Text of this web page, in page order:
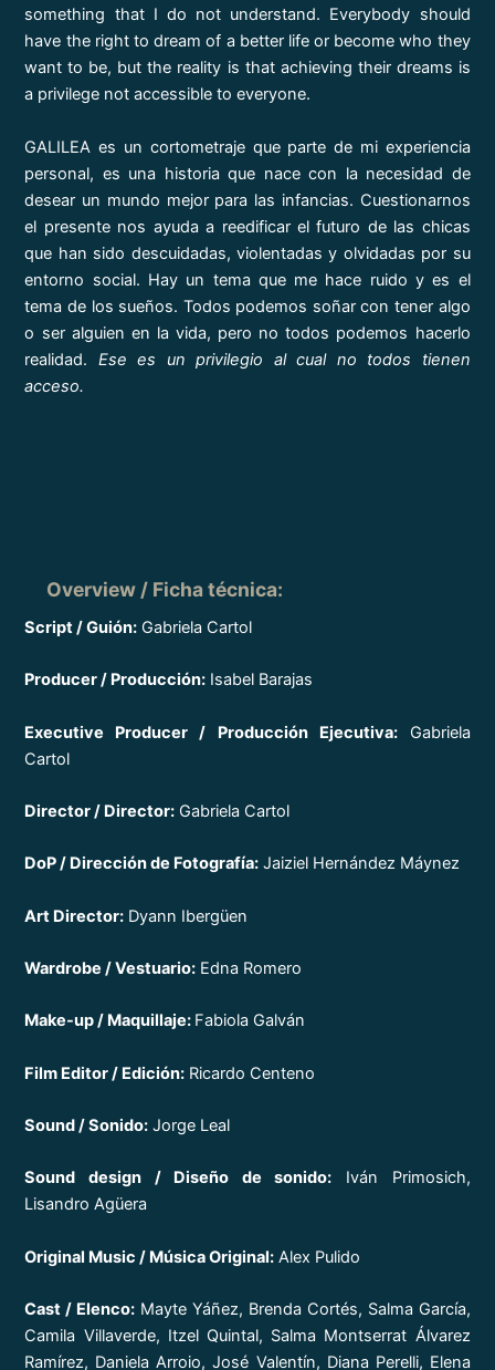
something that I do not understand. Everybody should
have the right to dream of a better life or become who they
want to be, but the reality is that achieving their dreams is
a privilege not accessible to everyone.
GALILEA es un cortometraje que parte de mi experiencia
personal, es una historia que nace con la necesidad de
desear un mundo mejor para las infancias. Cuestionarnos
el presente nos ayuda a reedificar el futuro de las chicas
que han sido descuidadas, violentadas y olvidadas por su
entorno social. Hay un tema que me hace ruido y es el
tema de los sueños. Todos podemos soñar con tener algo
o ser alguien en la vida, pero no todos podemos hacerlo
realidad. Ese es un privilegio al cual no todos tienen
acceso.
Overview / Ficha técnica:
Script / Guión: Gabriela Cartol
Producer / Producción: Isabel Barajas
Executive Producer / Producción Ejecutiva:Gabriela
Cartol
Director / Director: Gabriela Cartol
DoP / Dirección de Fotografía: Jaiziel Hernández Máynez
Art Director: Dyann Ibergüen
Wardrobe / Vestuario: Edna Romero
Make-up / Maquillaje: Fabiola Galván
Film Editor / Edición: Ricardo Centeno
Sound / Sonido: Jorge Leal
Sound design / Diseño de sonido: Iván Primosich,
Lisandro Agüera
Original Music / Música Original: Alex Pulido
Cast / Elenco: Mayte Yáñez, Brenda Cortés, Salma García,
Camila Villaverde, Itzel Quintal, Salma Montserrat Álvarez
Ramírez, Daniela Arroio, José Valentín, Diana Perelli, Elena